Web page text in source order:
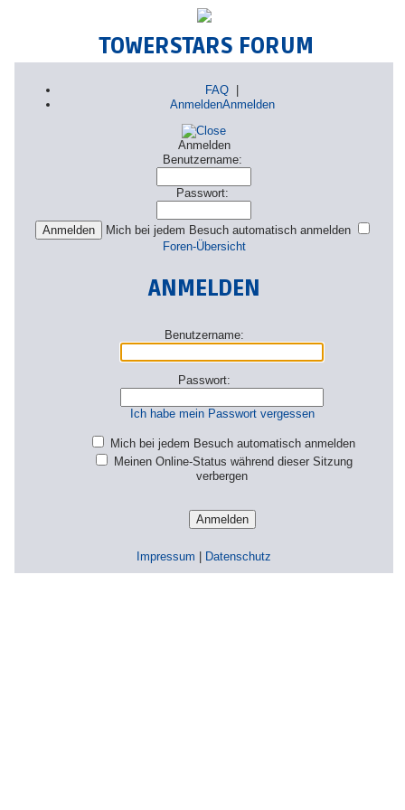
TOWERSTARS FORUM
FAQ |
AnmeldenAnmelden
Anmelden
Benutzername:
Passwort:
Mich bei jedem Besuch automatisch anmelden
Foren-Übersicht
ANMELDEN
Benutzername:
Passwort:
Ich habe mein Passwort vergessen
Mich bei jedem Besuch automatisch anmelden
Meinen Online-Status während dieser Sitzung
verbergen
Impressum Datenschutz